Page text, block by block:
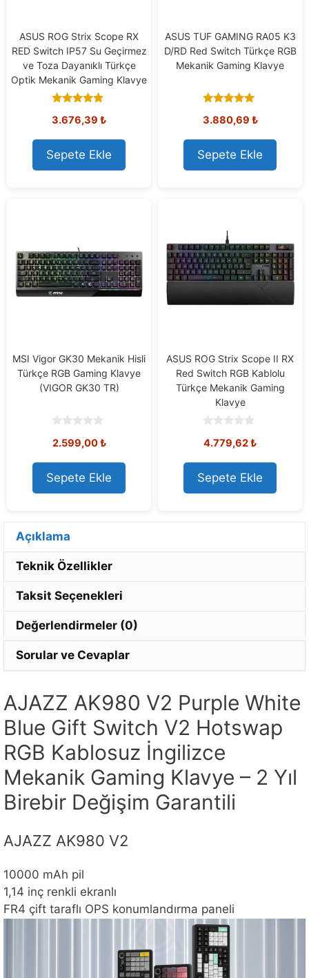
ASUS ROG Strix Scope RX
RED Switch IP57 Su Geçirmez
ve Toza Dayanıklı Türkçe
Optik Mekanik Gaming Klavye
out of 5
3.676,39 ₺
Sepete Ekle
ASUS TUF GAMING RA05 K3
D/RD Red Switch Türkçe RGB
Mekanik Gaming Klavye
out of 5
3.880,69 ₺
Sepete Ekle
MSI Vigor GK30 Mekanik Hisli
Türkçe RGB Gaming Klavye
(VIGOR GK30 TR)
o
t
o
f
5
2.599,00₺
Sepete Ekle
ASUS ROG Strix Scope II RX
Red Switch RGB Kablolu
Türkçe Mekanik Gaming
Klavye
o
t
o
f
5
4.779,62₺
Sepete Ekle
Açıklama
Teknik Özellikler
Taksit Seçenekleri
Değerlendirmeler (0)
Sorular ve Cevaplar
AJAZZ AK980 V2 Purple White
Blue Gift Switch V2 Hotswap
RGB Kablosuz İngilizce
Mekanik Gaming Klavye – 2 Yıl
Birebir Değişim Garantili
AJAZZ AK980 V2
10000 mAh pil
1,14 inç renkli ekranlı
FR4 çift taraflı OPS konumlandırma paneli